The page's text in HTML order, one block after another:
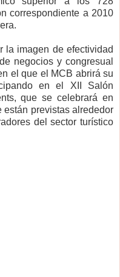
correspondiente a 2010
la imagen de efectividad
negocios y congresual
el que el MCB abrirá su
en el XII Salón
que se celebrará en
están previstas alrededor
del sector turístico